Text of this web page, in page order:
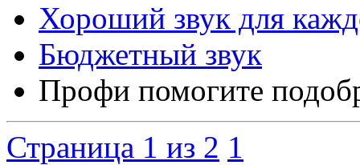
Хороший звук для
Бюджетный звук
Профи помогите
Страница 1 из 2 1